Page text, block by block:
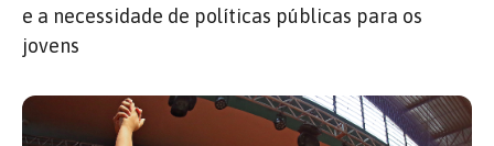
e a necessidade de políticas públicas para os
jovens